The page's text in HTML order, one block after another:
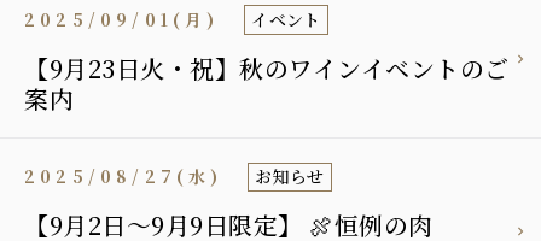
【9月23日火・祝】秋のワインイベントのご
案内
2025/09/01(月) イベント
【9月2日〜9月9日限定】 🍖恒例の肉
2025/08/27(水) お知らせ